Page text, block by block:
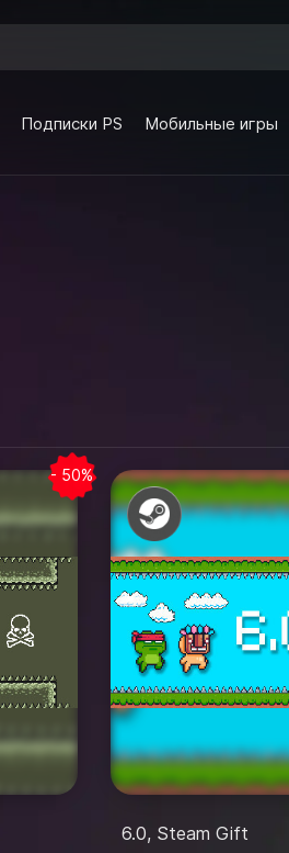
Подписки PS Мобильные игры
- 50%
6.0, Steam Gift